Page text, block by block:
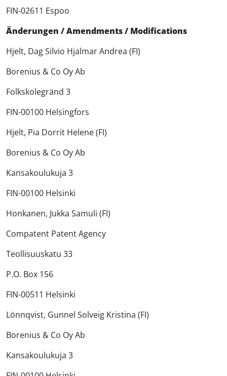
FIN-02611 Espoo
Änderungen / Amendments / Modifications
Hjelt, Dag Silvio Hjalmar Andrea (FI)
Borenius & Co Oy Ab
Folkskolegränd 3
FIN-00100 Helsingfors
Hjelt, Pia Dorrit Helene (FI)
Borenius & Co Oy Ab
Kansakoulukuja 3
FIN-00100 Helsinki
Honkanen, Jukka Samuli (FI)
Compatent Patent Agency
Teollisuuskatu 33
P.O. Box 156
FIN-00511 Helsinki
Lönnqvist, Gunnel Solveig Kristina (FI)
Borenius & Co Oy Ab
Kansakoulukuja 3